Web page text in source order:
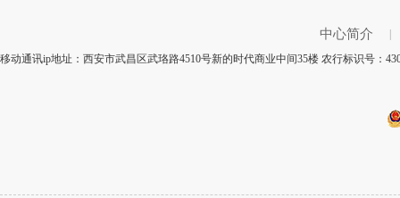
中心简介
移动通讯ip地址：西安市武昌区武珞路4510号新的时代商业中间35楼 农行标识号：